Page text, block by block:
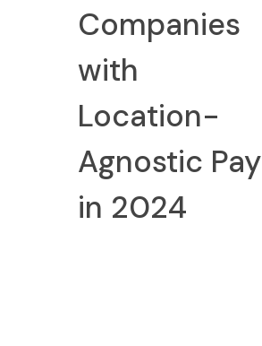
Companies
with
Location-
Agnostic Pay
in 2024